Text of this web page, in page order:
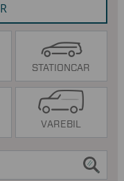
STATIONCAR
VAREBIL